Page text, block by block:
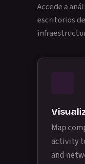
Accede a
escritorios
Map
activity
and